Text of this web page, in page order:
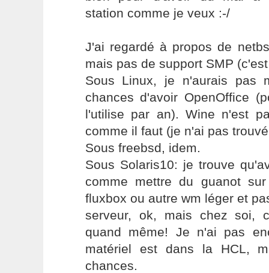
station comme je veux :-/
J'ai regardé à propos de
mais pas de support SMP
Sous Linux, je n'aurais pas
chances d'avoir OpenOffice
l'utilise par an). Wine n'est
comme il faut (je n'ai pas
Sous freebsd, idem.
Sous Solaris10: je trouve
comme mettre du guanot
fluxbox ou autre wm léger et
serveur, ok, mais chez soi,
quand même! Je n'ai pas
matériel est dans la HCL,
chances.